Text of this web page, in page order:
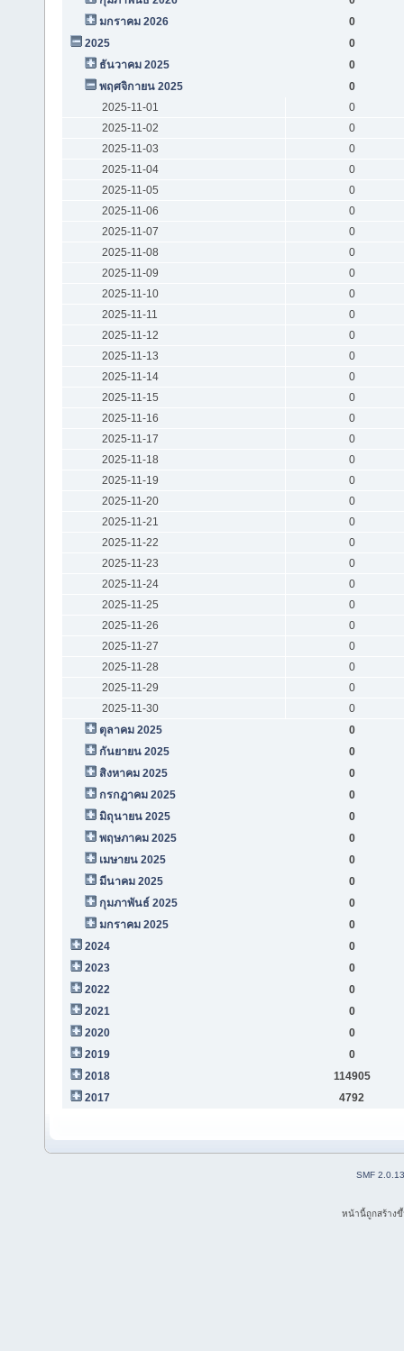
มกราคม 2026
0
2025
0
ธันวาคม 2025
0
พฤศจิกายน 2025
0
2025-11-01
0
2025-11-02
0
2025-11-03
0
2025-11-04
0
2025-11-05
0
2025-11-06
0
2025-11-07
0
2025-11-08
0
2025-11-09
0
2025-11-10
0
2025-11-11
0
2025-11-12
0
2025-11-13
0
2025-11-14
0
2025-11-15
0
2025-11-16
0
2025-11-17
0
2025-11-18
0
2025-11-19
0
2025-11-20
0
2025-11-21
0
2025-11-22
0
2025-11-23
0
2025-11-24
0
2025-11-25
0
2025-11-26
0
2025-11-27
0
2025-11-28
0
2025-11-29
0
2025-11-30
0
ตุลาคม 2025
0
กันยายน 2025
0
สิงหาคม 2025
0
กรกฎาคม 2025
0
มิถุนายน 2025
0
พฤษภาคม 2025
0
เมษายน 2025
0
มีนาคม 2025
0
กุมภาพันธ์ 2025
0
มกราคม 2025
0
2024
0
2023
0
2022
0
2021
0
2020
0
2019
0
2018
114905
2017
4792
SMF 2.0.13
หน้านี้ถูกสร้าง